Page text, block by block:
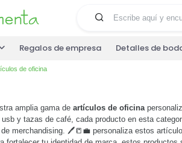
Regalos de empresa Detalles de
de oficina
amplia gama de artículos de oficina
usb y tazas de café, cada producto en esta
de merchandising. 🖊️📒💼 personaliza estos